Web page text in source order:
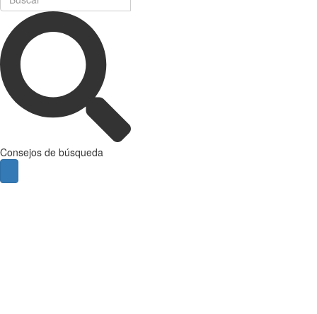
Consejos de búsqueda